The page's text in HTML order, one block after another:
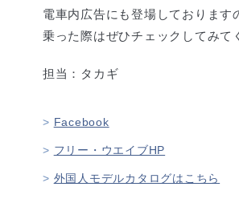
電車内広告にも登場しております
乗った際はぜひチェックしてみて
担当：タカギ
Facebook
フリー・ウエイブHP
外国人モデルカタログはこちら